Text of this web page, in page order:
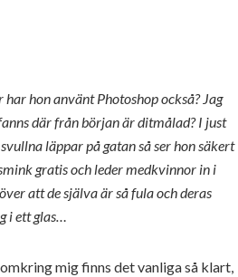
hon använt Photoshop också? Jag
där från början är ditmålad? I just
läppar på gatan så ser hon säkert
gratis och leder medkvinnor in i
att de själva är så fula och deras
i ett glas…
mig finns det vanliga så klart,